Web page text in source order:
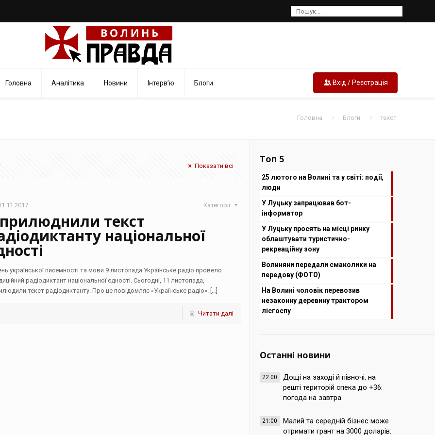
Головна Аналітика Новини Інтерв’ю Блоги Вхід / Реєстрація
Головна Блоги текст
Показати всі
Категорії
текст
національної
української писемності та мови 9 листопада Українське радіо провело
радіодиктант національної єдності. Сьогодні, 11 листопада,
текст радіодиктанту. Про це повідомляє «Українське радіо». […]
Читати далі
Топ 5
25 лютого на Волині та у світі: події,
люди
У Луцьку запрацював бот-
інформатор
У Луцьку просять на місці ринку
облаштувати туристично-
рекреаційну зону
Волиняни передали смаколики на
передову (ФОТО)
На Волині чоловік перевозив
незаконну деревину трактором
лісгоспу
Останні новини
22:00
Дощі на заході й півночі, на
решті територій спека до +36:
погода на завтра
21:00
Малий та середній бізнес може
отримати грант на 3000 доларів: